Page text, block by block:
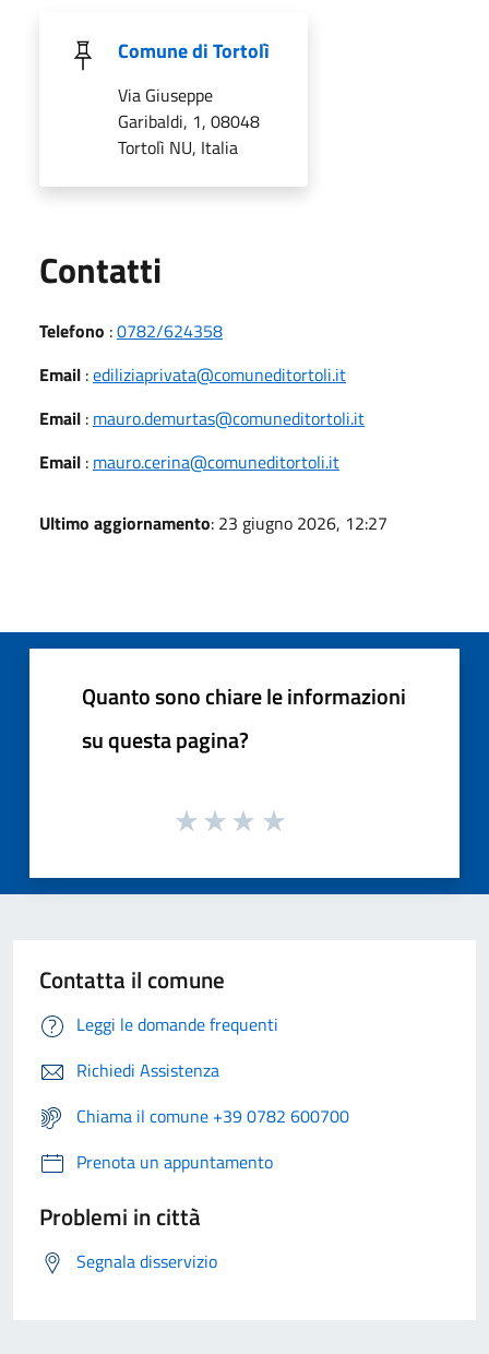
Comune di Tortolì
Via Giuseppe
Garibaldi, 1, 08048
Tortolì NU, Italia
Contatti
Telefono :0782/624358
Email :ediliziaprivata@comuneditortoli.it
Email : mauro.demurtas@comuneditortoli.it
Email : mauro.cerina@comuneditortoli.it
Ultimo aggiornamento: 23 giugno 2026, 12:27
Quanto sono chiare le informazioni
su questa pagina?
Contatta il comune
Leggi le domande frequenti
Richiedi Assistenza
Chiama il comune +39 0782 600700
Prenota un appuntamento
Problemi in città
Segnala disservizio